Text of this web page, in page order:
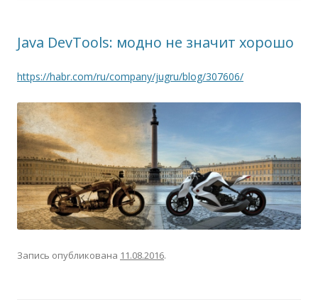
Java DevTools: модно не значит хорошо
https://habr.com/ru/company/jugru/blog/307606/
Запись опубликована 11.08.2016.